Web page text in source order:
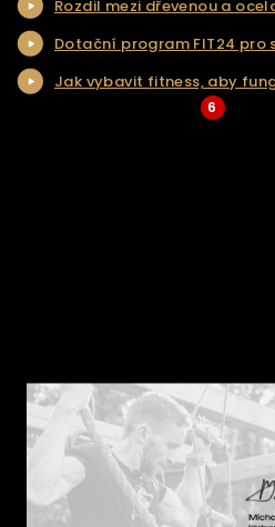
NAŠE SLUŽBY
REALIZACE
KONTAKT
Rozdil mezi dřevenou a
Dotační program FIT24 pro
Jak vybavit fitness, aby
6